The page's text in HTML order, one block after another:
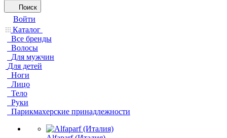
Поиск
Войти
Каталог
Все бренды
Волосы
Для мужчин
Для детей
Ноги
Лицо
Тело
Руки
Парикмахерские принадлежности